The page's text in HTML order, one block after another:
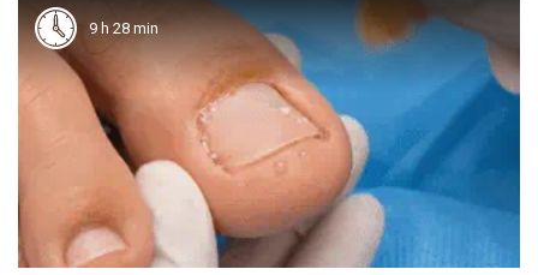
9 h 28 min